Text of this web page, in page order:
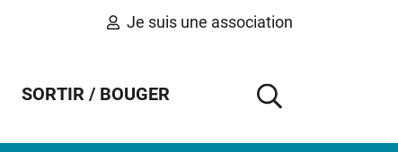
Je suis une association
SORTIR / BOUGER
AFFICHER